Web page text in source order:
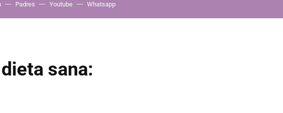
Padres Youtube Whatsapp
sana: